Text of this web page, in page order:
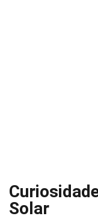
Solar